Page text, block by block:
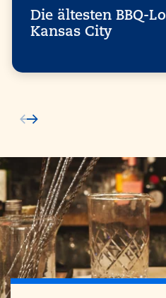
Die ältesten BBQ-
Kansas City